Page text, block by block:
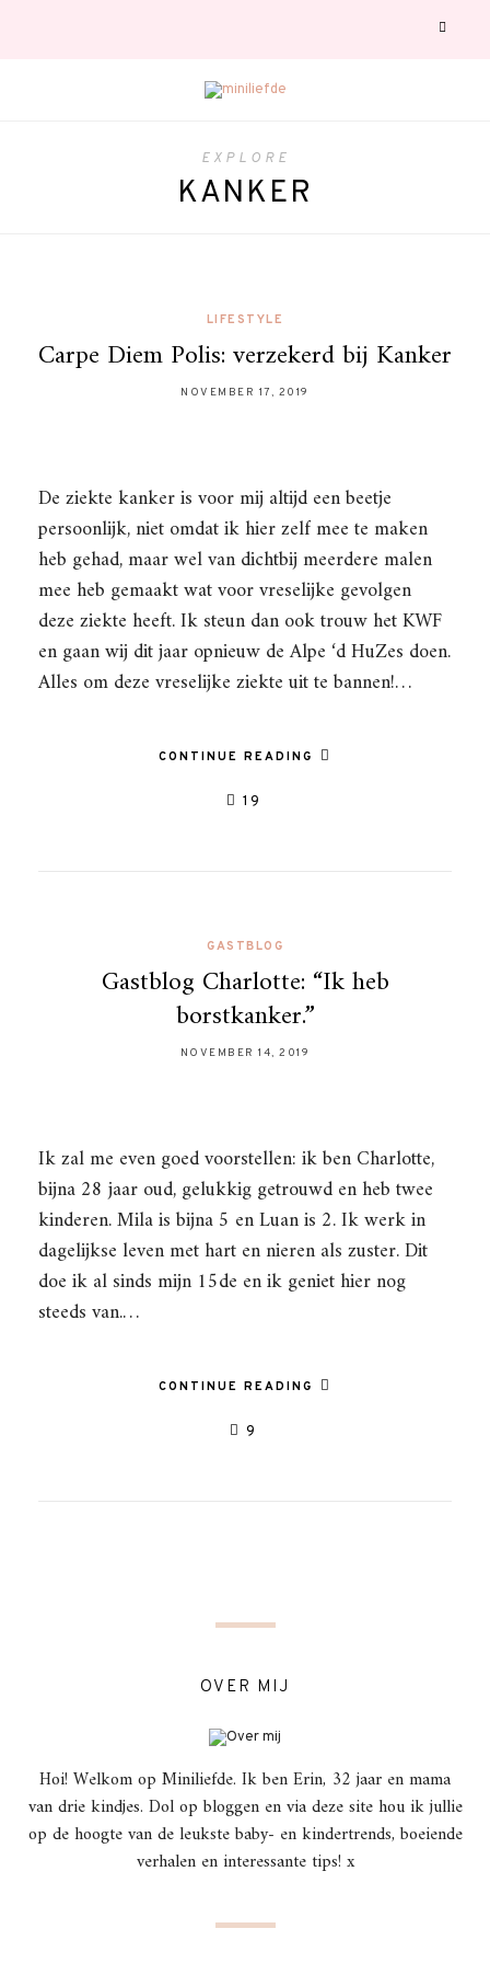
EXPLORE
KANKER
LIFESTYLE
Carpe Diem Polis: verzekerd bij Kanker
NOVEMBER 17, 2019
De ziekte kanker is voor mij altijd een beetje
persoonlijk, niet omdat ik hier zelf mee te maken
heb gehad, maar wel van dichtbij meerdere malen
mee heb gemaakt wat voor vreselijke gevolgen
deze ziekte heeft. Ik steun dan ook trouw het KWF
en gaan wij dit jaar opnieuw de Alpe ‘d HuZes doen.
Alles om deze vreselijke ziekte uit te bannen!…
CONTINUE READING
19
GASTBLOG
Gastblog Charlotte: “Ik heb
borstkanker.”
NOVEMBER 14, 2019
Ik zal me even goed voorstellen: ik ben Charlotte,
bijna 28 jaar oud, gelukkig getrouwd en heb twee
kinderen. Mila is bijna 5 en Luan is 2. Ik werk in
dagelijkse leven met hart en nieren als zuster. Dit
doe ik al sinds mijn 15de en ik geniet hier nog
steeds van.…
CONTINUE READING
9
OVER MIJ
Hoi! Welkom op Miniliefde. Ik ben Erin, 32 jaar en mama
van drie kindjes. Dol op bloggen en via deze site hou ik jullie
op de hoogte van de leukste baby- en kindertrends, boeiende
verhalen en interessante tips! x